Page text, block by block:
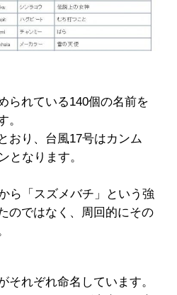
られている140個の名前を
。
おり、台風17号はカンム
となります。
ら「スズメバチ」という強
のではなく、周回的にその
それぞれ命名しています。